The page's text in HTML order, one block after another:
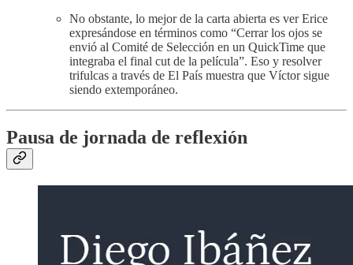
No obstante, lo mejor de la carta abierta es ver Erice
expresándose en términos como “Cerrar los ojos se
envió al Comité de Selección en un QuickTime que
integraba el final cut de la película”. Eso y resolver
trifulcas a través de El País muestra que Víctor sigue
siendo extemporáneo.
Pausa de jornada de reflexión